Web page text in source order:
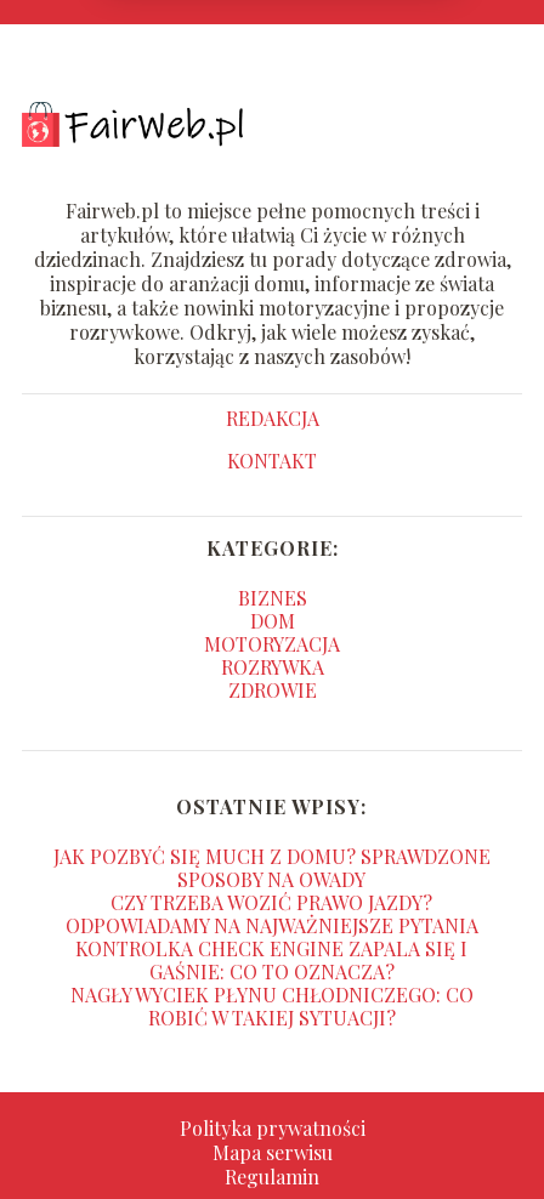
Fairweb.pl to miejsce pełne pomocnych treści i
artykułów, które ułatwią Ci życie w różnych
dziedzinach. Znajdziesz tu porady dotyczące zdrowia,
inspiracje do aranżacji domu, informacje ze świata
biznesu, a także nowinki motoryzacyjne i propozycje
rozrywkowe. Odkryj, jak wiele możesz zyskać,
korzystając z naszych zasobów!
REDAKCJA
KONTAKT
KATEGORIE:
BIZNES
DOM
MOTORYZACJA
ROZRYWKA
ZDROWIE
OSTATNIE WPISY:
JAK POZBYĆ SIĘ MUCH Z DOMU? SPRAWDZONE
SPOSOBY NA OWADY
CZY TRZEBA WOZIĆ PRAWO JAZDY?
ODPOWIADAMY NA NAJWAŻNIEJSZE PYTANIA
KONTROLKA CHECK ENGINE ZAPALA SIĘ I
GAŚNIE: CO TO OZNACZA?
NAGŁY WYCIEK PŁYNU CHŁODNICZEGO: CO
ROBIĆ W TAKIEJ SYTUACJI?
Polityka prywatności
Mapa serwisu
Regulamin